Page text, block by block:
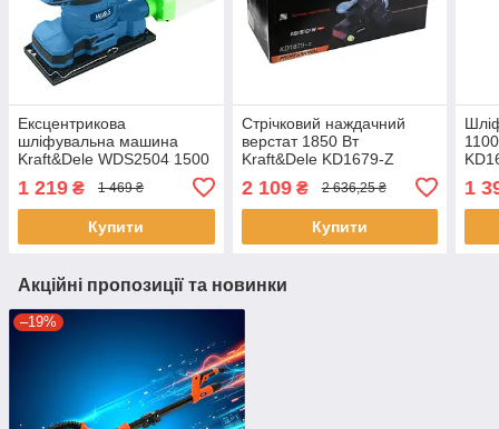
Ексцентрикова
шліфувальна машина
Kraft&Dele WDS2504 1500
Вт – потужна орбітальна
шліфмашина
1 219 ₴ 1 469 ₴
Купити
Стрічковий наждачний
верстат 1850 Вт
Kraft&Dele KD1679-Z
машина по металу
2 109₴ 2 636,25 ₴
Купити
1
Акційні пропозиції та новинки
–19%